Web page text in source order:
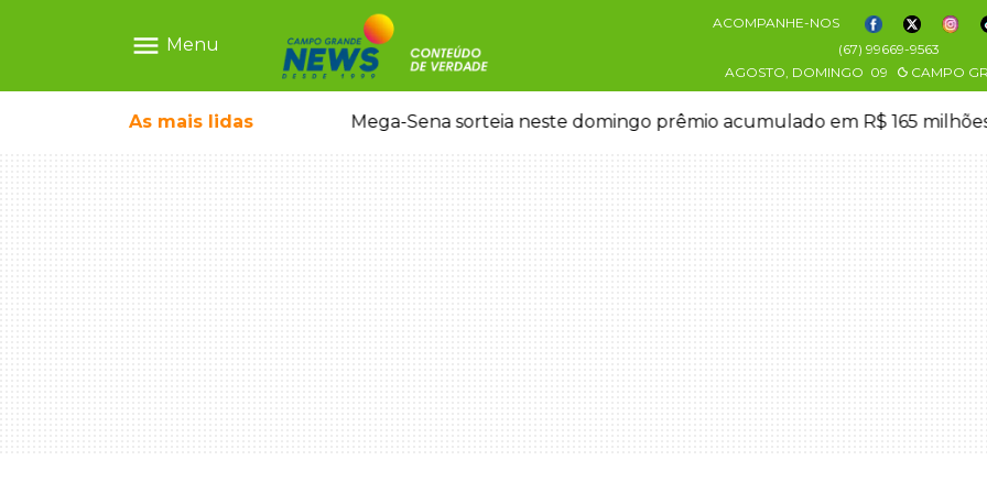
menu Menu
ACOMPANHE-NOS
(67) 99669-9563
AGOSTO, DOMINGO 09 CAMPO
As mais lidas Mega-Sena sorteia neste domingo prêmio acumulado em R$ 165